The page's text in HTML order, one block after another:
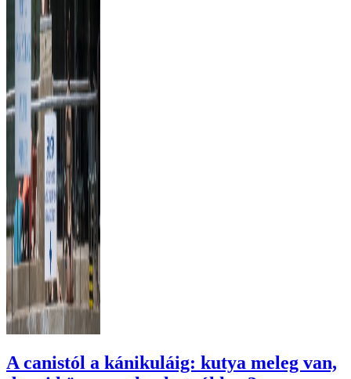
A canistól a kánikuláig: kutya meleg van,